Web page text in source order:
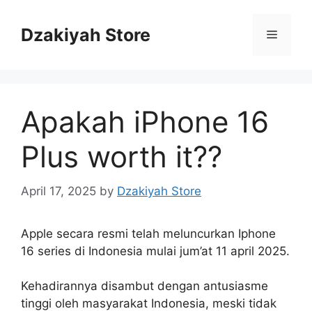
contentDzakiyah Store Menu
Apakah iPhone 16
Plus worth it??
April 17, 2025 by Dzakiyah Store
Apple secara resmi telah meluncurkan Iphone
16 series di Indonesia mulai jum’at 11 april 2025.
Kehadirannya disambut dengan antusiasme
tinggi oleh masyarakat Indonesia, meski tidak